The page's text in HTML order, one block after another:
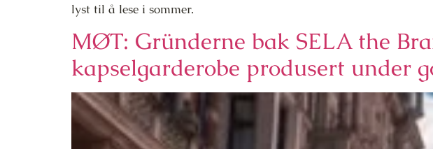
lyst til å lese i sommer.
MØT: Gründerne bak SELA the
kapselgarderobe produsert under